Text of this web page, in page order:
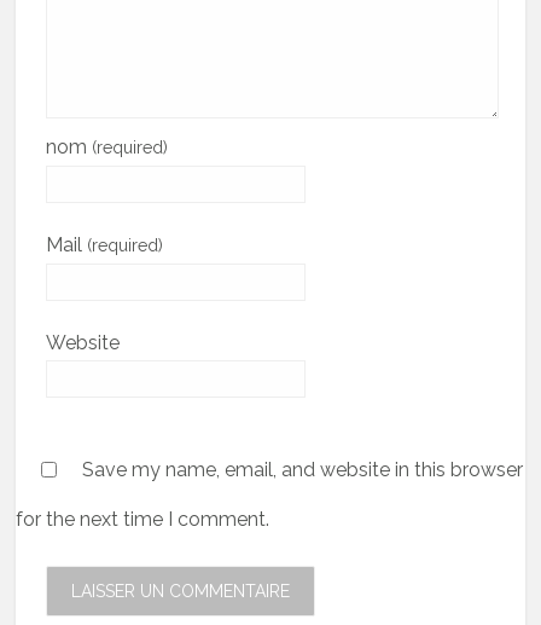
nom (required)
Mail (required)
Website
Save my name, email, and website in this browser
for the next time I comment.